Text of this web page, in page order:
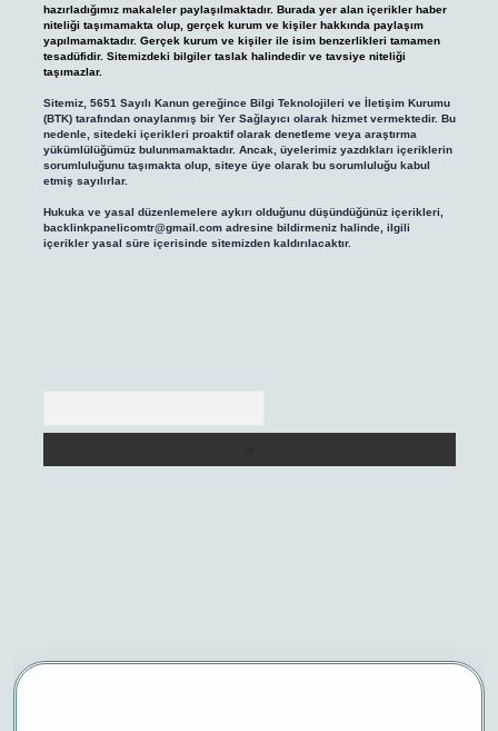
hazırladığımız makaleler paylaşılmaktadır. Burada yer alan içerikler haber
niteliği taşımamakta olup, gerçek kurum ve kişiler hakkında paylaşım
yapılmamaktadır. Gerçek kurum ve kişiler ile isim benzerlikleri tamamen
tesadüfidir. Sitemizdeki bilgiler taslak halindedir ve tavsiye niteliği
taşımazlar.
Sitemiz, 5651 Sayılı Kanun gereğince Bilgi Teknolojileri ve İletişim Kurumu
(BTK) tarafından onaylanmış bir Yer Sağlayıcı olarak hizmet vermektedir. Bu
nedenle, sitedeki içerikleri proaktif olarak denetleme veya araştırma
yükümlülüğümüz bulunmamaktadır. Ancak, üyelerimiz yazdıkları içeriklerin
sorumluluğunu taşımakta olup, siteye üye olarak bu sorumluluğu kabul
etmiş sayılırlar.
Hukuka ve yasal düzenlemelere aykırı olduğunu düşündüğünüz içerikleri,
backlinkpanelicomtr@gmail.comadresine bildirmeniz halinde, ilgili
içerikler yasal süre içerisinde sitemizden kaldırılacaktır.